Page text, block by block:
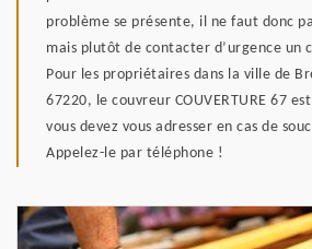
problème se présente, il ne faut donc
mais plutôt de contacter d’urgence un
Pour les propriétaires dans la ville de
67220, le couvreur COUVERTURE 67
vous devez vous adresser en cas de
Appelez-le par téléphone !